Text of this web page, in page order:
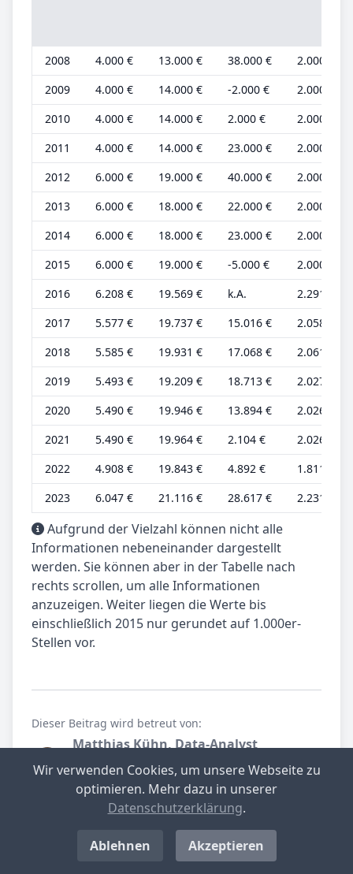
2008 4.000 € 13.000 € 38.000 €
2.000 €
2009
4.000 € 14.000 € -2.000 €
2.000 €
2010
4.000 € 14.000 € 2.000 €
2.000 €
2011
4.000 € 14.000 € 23.000 €
2.000 €
2012
6.000 € 19.000 € 40.000 €
2.000 €
2013
6.000 € 18.000 € 22.000 €
2.000 €
2014
6.000 € 18.000 € 23.000 €
2.000 €
2015
6.000 € 19.000 € -5.000 €
2.000 €
2016
6.208 € 19.569 € k.A.
2.291 €
2017
5.577 € 19.737 € 15.016 €
2.058 €
2018
5.585 € 19.931 € 17.068 €
2.061 €
2019
5.493 € 19.209 € 18.713 €
2.027 €
2020
5.490 € 19.946 € 13.894 €
2.026 €
2021
5.490 € 19.964 € 2.104 €
2.026 €
2022
4.908 € 19.843 € 4.892 €
1.811 €
2023
6.047 € 21.116 € 28.617 € 2.231 €
Aufgrund der Vielzahl können nicht alle
Informationen nebeneinander dargestellt
werden. Sie können aber in der Tabelle nach
rechts scrollen, um alle Informationen
anzuzeigen. Weiter liegen die Werte bis
einschließlich 2015 nur gerundet auf 1.000er-
Stellen vor.
Dieser Beitrag wird betreut von:
Matthias Kühn, Data-Analyst
gewerbesteuer.net.
Spezialist für Datenanalyse.
Teilen Sie unseren Beitrag
Wir verwenden Cookies, um unsere Webseite zu
optimieren. Mehr dazu in unserer
Datenschutzerklärung.
Ablehnen Akzeptieren